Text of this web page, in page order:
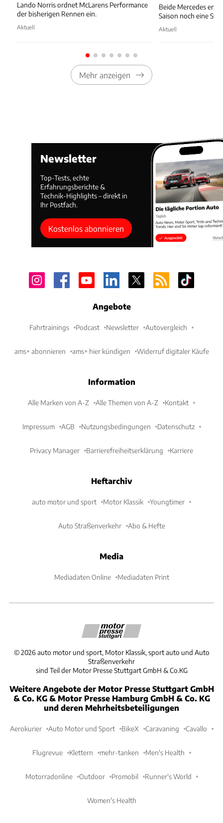
Lando Norris ordnet McLarens Performance
der bisherigen Rennen ein.
Aktuell
Beide Mercedes
Saison noch eine
Aktuell
Mehr anzeigen
Newsletter
Top-Tests, echte
Erfahrungsberichte &
Technik-Highlights – direkt in
Ihr Postfach.
Kostenlos abonnieren
Angebote
Fahrtrainings Podcast Newsletter Autovergleich
ams+ abonnieren ams+ hier kündigen Widerruf digitaler Käufe
Information
Alle Marken von A-Z Alle Themen von A-Z Kontakt
Impressum AGB Nutzungsbedingungen Datenschutz
Privacy Manager Barrierefreiheitserklärung Karriere
Heftarchiv
auto motor und sport Motor Klassik Youngtimer
Auto Straßenverkehr Abo & Hefte
Media
Mediadaten Online Mediadaten Print
©2026 auto motor und sport, Motor Klassik, sport auto und Auto
Straßenverkehr
sind Teil der Motor Presse Stuttgart GmbH & Co.KG
Weitere Angebote der Motor Presse Stuttgart GmbH
& Co. KG & Motor Presse Hamburg GmbH & Co. KG
und deren Mehrheitsbeteiligungen
Aerokurier Auto Motor und Sport BikeX Caravaning Cavallo
Flugrevue Klettern mehr-tanken Men's Health
Motorradonline Outdoor Promobil Runner's World
Women's Health